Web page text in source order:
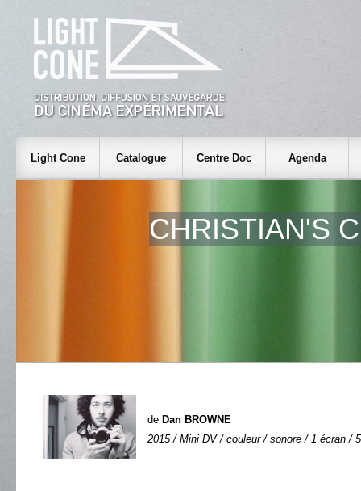
Light Cone Catalogue Centre Doc Agenda
CHRISTIAN'S
de Dan BROWNE
2015 / Mini DV / couleur / sonore / 1 écran /